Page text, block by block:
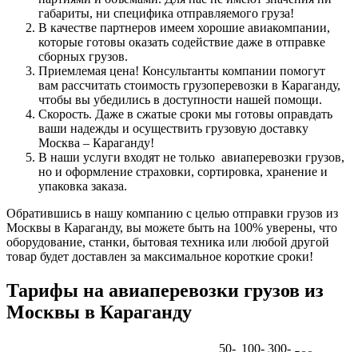
габариты, ни специфика отправляемого груза!
В качестве партнеров имеем хорошие авиакомпании,
которые готовы оказать содействие даже в отправке
сборных грузов.
Приемлемая цена! Консультанты компании помогут
вам рассчитать стоимость грузоперевозки в Караганду,
чтобы вы убедились в доступности нашей помощи.
Скорость. Даже в сжатые сроки мы готовы оправдать
ваши надежды и осуществить грузовую доставку
Москва – Караганду!
В наши услуги входят не только авиаперевозки грузов,
но и оформление страховки, сортировка, хранение и
упаковка заказа.
Обратившись в нашу компанию с целью отправки грузов из
Москвы в Караганду, вы можете быть на 100% уверены, что
оборудование, станки, бытовая техника или любой другой
товар будет доставлен за максимальное короткие сроки!
Тарифы на авиаперевозки грузов из
Москвы в Караганду
50- 100- 300-